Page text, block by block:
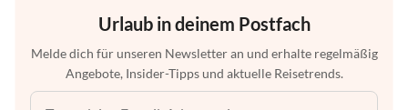
Urlaub in deinem Postfach
Melde dich für unseren Newsletter an und erhalte regelmäßig
Angebote, Insider-Tipps und aktuelle Reisetrends.